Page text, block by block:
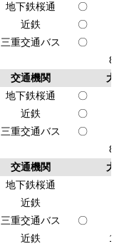
地下鉄桜通 〇
近鉄 〇
三重交通バス 〇
交通機関
大
地下鉄桜通 〇
近鉄 〇
三重交通バス 〇
交通機関
大
地下鉄桜通
近鉄
三重交通バス 〇
近鉄